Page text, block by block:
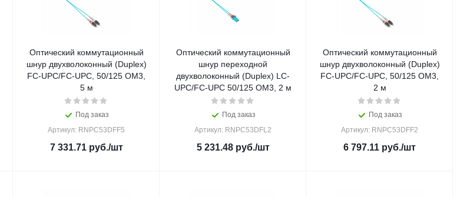
Оптический коммутационный
шнур двухволоконный (Duplex)
FC-UPC/FC-UPC, 50/125 OM3,
5 м
Под заказ
Артикул: RNPC53DFF5
7 331.71руб./шт
Оптический коммутационный
шнур переходной
двухволоконный (Duplex) LC-
UPC/FC-UPC 50/125 OM3, 2 м
Под заказ
Артикул: RNPC53DFL2
5 231.48руб./шт
Оптический коммутационный
шнур двухволоконный (Duplex)
FC-UPC/FC-UPC, 50/125 OM3,
2 м
Под заказ
Артикул: RNPC53DFF2
6 797.11 руб./шт